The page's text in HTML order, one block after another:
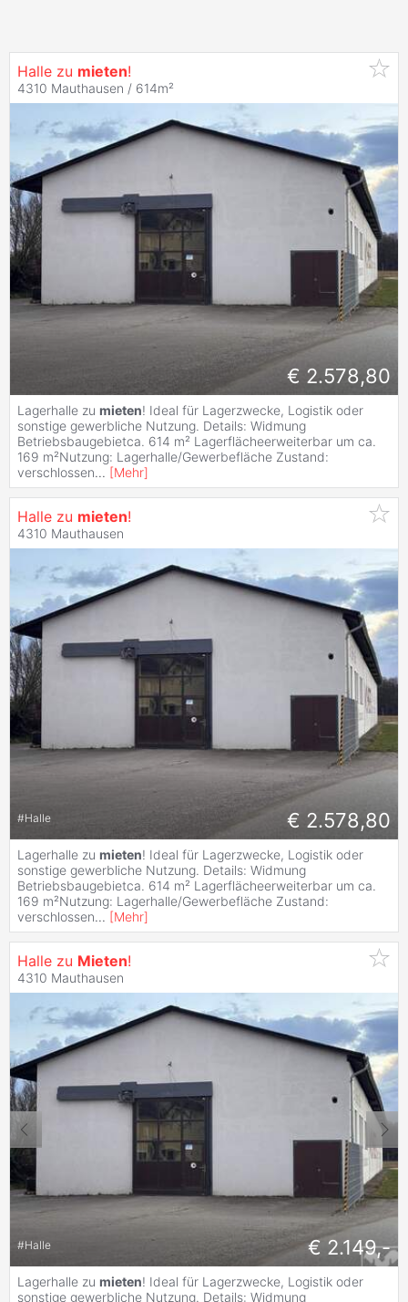
Halle zu mieten!
4310 Mauthausen / 614m²
€ 2.578,80
Lagerhalle zu mieten! Ideal für Lagerzwecke, Logistik oder
sonstige gewerbliche Nutzung. Details: Widmung
Betriebsbaugebietca. 614 m² Lagerflächeerweiterbar um ca.
169 m²Nutzung: Lagerhalle/Gewerbefläche Zustand:
verschlossen... [Mehr]
Halle zu mieten!
4310 Mauthausen
#Halle € 2.578,80
Lagerhalle zu mieten! Ideal für Lagerzwecke, Logistik oder
sonstige gewerbliche Nutzung. Details: Widmung
Betriebsbaugebietca. 614 m² Lagerflächeerweiterbar um ca.
169 m²Nutzung: Lagerhalle/Gewerbefläche Zustand:
verschlossen... [Mehr]
Halle zu Mieten!
4310 Mauthausen
#Halle € 2.149,-
Lagerhalle zu mieten! Ideal für Lagerzwecke, Logistik oder
sonstige gewerbliche Nutzung. Details: Widmung